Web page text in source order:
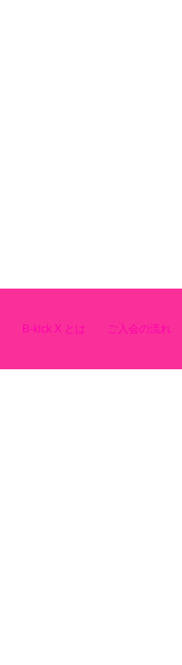
B-kick X とは ご入会の流れ